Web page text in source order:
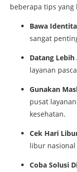
beberapa tips yang
Bawa
sangat
Datang Lebih
layanan
Gunakan
pusat
kesehatan.
Cek Hari
libur
Coba Solusi